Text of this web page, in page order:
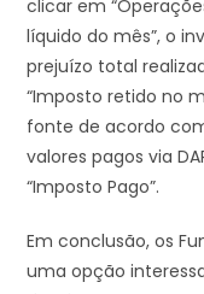
clicar em
líquido do mês”, o
prejuízo total
“Imposto retido no
fonte de acordo
valores pagos via
“Imposto Pago”.
Em conclusão, os
uma opção